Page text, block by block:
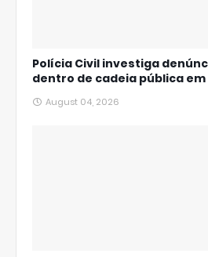
Polícia Civil investiga
dentro de cadeia pública
August 04, 2026